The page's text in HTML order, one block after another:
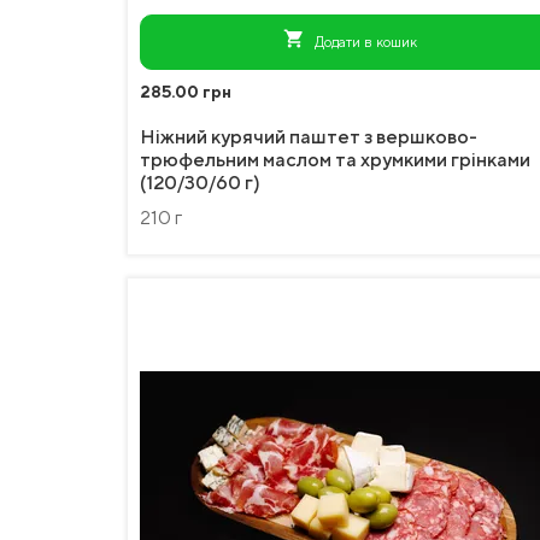
shopping_cart Додати в кошик
285.00 грн
Ніжний курячий паштет з вершково-
трюфельним маслом та хрумкими грінками
(120/30/60 г)
210 г